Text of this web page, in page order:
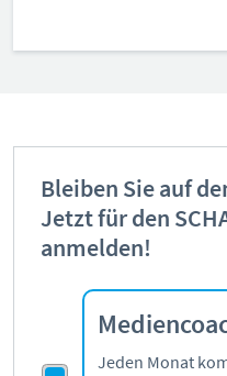
Bleiben Sie auf
Jetzt für den
anmelden!
Jeden Monat